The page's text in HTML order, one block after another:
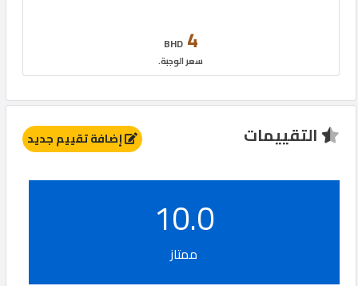
4
BHD
سعر الوجبة.
التقييمات إضافة تقييم جديد
10.0
ممتاز